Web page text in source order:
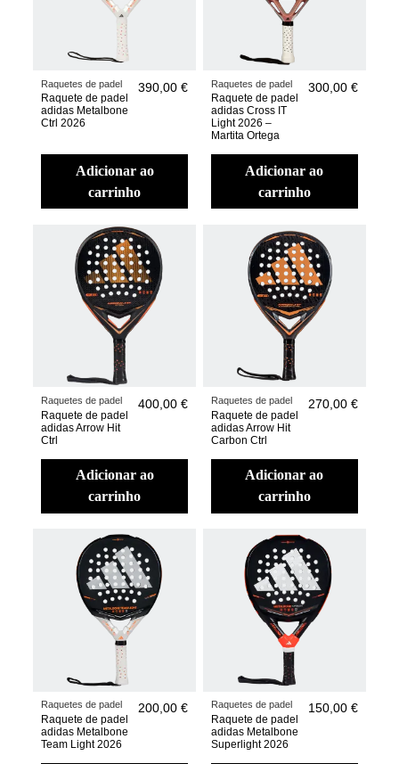
Raquetes de padel
Raquete de padel
adidas Metalbone
Ctrl 2026
390,00 €
adicionar ao
carrinho
Raquetes de padel
Raquete de padel
adidas Cross IT
Light 2026 –
Martita Ortega
300,00 €
adicionar ao
carrinho
Raquetes de padel
Raquete de padel
adidas Arrow Hit
Ctrl
400,00 €
adicionar ao
carrinho
Raquetes de padel
Raquete de padel
adidas Arrow Hit
Carbon Ctrl
270,00 €
adicionar ao
carrinho
Raquetes de padel
Raquete de padel
adidas Metalbone
Team Light 2026
200,00 € Raquetes de padel
Raquete de padel
adidas Metalbone
Superlight 2026
150,00 €